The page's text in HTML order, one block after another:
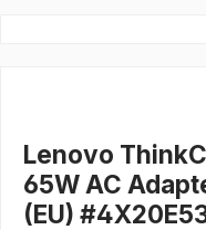
Lenovo
65W AC
(EU)